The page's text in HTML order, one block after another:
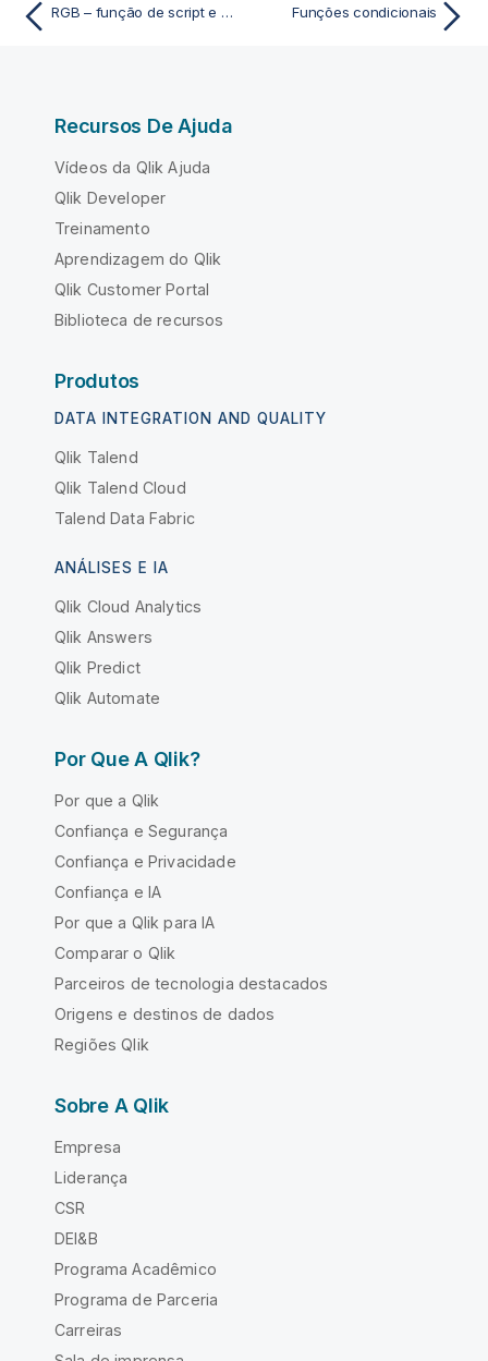
RGB – função de script e gráfico Funções condicionais
Recursos De Ajuda
Vídeos da Qlik Ajuda
Qlik Developer
Treinamento
Aprendizagem do Qlik
Qlik Customer Portal
Biblioteca de recursos
Produtos
DATA INTEGRATION AND QUALITY
Qlik Talend
Qlik Talend Cloud
Talend Data Fabric
ANÁLISES E IA
Qlik Cloud Analytics
Qlik Answers
Qlik Predict
Qlik Automate
Por Que A Qlik?
Por que a Qlik
Confiança e Segurança
Confiança e Privacidade
Confiança e IA
Por que a Qlik para IA
Comparar o Qlik
Parceiros de tecnologia destacados
Origens e destinos de dados
Regiões Qlik
Sobre A Qlik
Empresa
Liderança
CSR
DEI&B
Programa Acadêmico
Programa de Parceria
Carreiras